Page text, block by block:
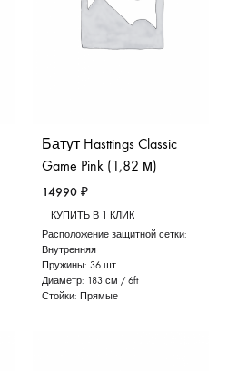
Батут Hasttings Classic
Game Pink (1,82 м)
14990 ₽
КУПИТЬ В 1 КЛИК
Расположение защитной сетки:
Внутренняя
Пружины: 36 шт
Диаметр: 183 см / 6ft
Стойки: Прямые